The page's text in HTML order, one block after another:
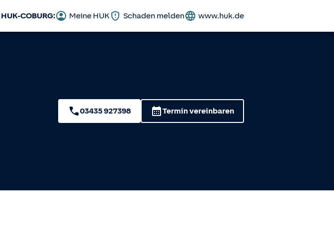
COBURG: Meine HUK Schaden melden www.huk.de
03435 927398 Termin vereinbaren